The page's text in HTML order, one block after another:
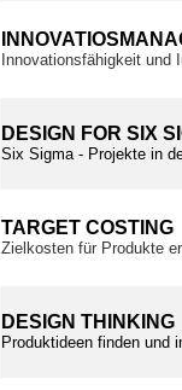
Innovationsfähigkeit und
DESIGN FOR SIX
Six Sigma - Projekte in
TARGET COSTING
Zielkosten für Produkte
DESIGN THINKING
Produktideen finden und